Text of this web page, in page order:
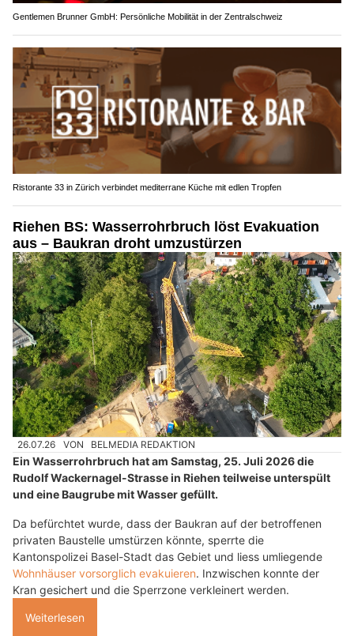
Gentlemen Brunner GmbH: Persönliche Mobilität in der Zentralschweiz
Ristorante 33 in Zürich verbindet mediterrane Küche mit edlen Tropfen
Riehen BS: Wasserrohrbruch löst Evakuation
aus – Baukran droht umzustürzen
26.07.26 VON BELMEDIA REDAKTION
Ein Wasserrohrbruch hat am Samstag, 25. Juli 2026 die
Rudolf Wackernagel-Strasse in Riehen teilweise unterspült
und eine Baugrube mit Wasser gefüllt.
Da befürchtet wurde, dass der Baukran auf der betroffenen
privaten Baustelle umstürzen könnte, sperrte die
Kantonspolizei Basel-Stadt das Gebiet und liess umliegende
Wohnhäuser vorsorglich evakuieren. Inzwischen konnte der
Kran gesichert und die Sperrzone verkleinert werden.
Weiterlesen